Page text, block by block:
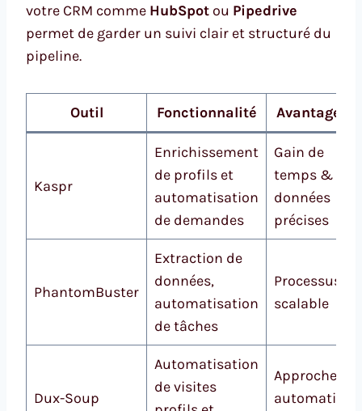
votre CRM comme HubSpot ou Pipedrive
permet de garder un suivi clair et structuré du
pipeline.
Outil Fonctionnalité Avantage
Kaspr
Enrichissement
de profils et
automatisation
de demandes
Gain de
temps &
données
précises
PhantomBuster
Extraction de
données,
automatisation
de tâches
Processus
scalable
Dux-Soup
Automatisation
de visites
Approche
automatisée